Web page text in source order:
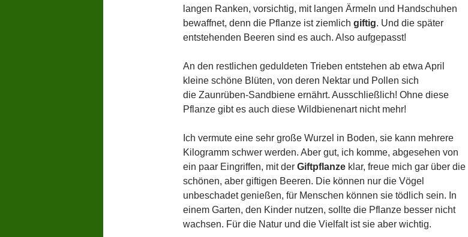
langen Ranken, vorsichtig, mit langen Ärmeln und Handschuhen
bewaffnet, denn die Pflanze ist ziemlich giftig. Und die später
entstehenden Beeren sind es auch. Also aufgepasst!
An den restlichen geduldeten Trieben entstehen ab etwa April
kleine schöne Blüten, von deren Nektar und Pollen sich
die Zaunrüben-Sandbiene ernährt. Ausschließlich! Ohne diese
Pflanze gibt es auch diese Wildbienenart nicht mehr!
Ich vermute eine sehr große Wurzel in Boden, sie kann mehrere
Kilogramm schwer werden. Aber gut, ich komme, abgesehen von
ein paar Eingriffen, mit der Giftpflanzeklar, freue mich gar über die
schönen, aber giftigen Beeren. Die können nur die Vögel
unbeschadet genießen, für Menschen können sie tödlich sein. In
einem Garten, den Kinder nutzen, sollte die Pflanze besser nicht
wachsen. Für die Natur und die Vielfalt ist sie aber wichtig.